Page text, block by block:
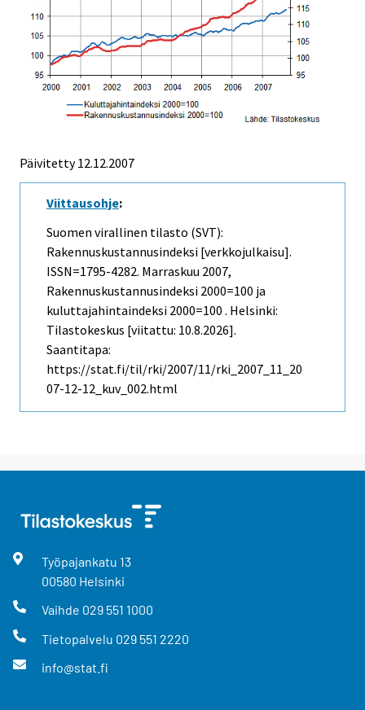
Päivitetty12.12.2007
Viittausohje:
Suomen virallinen tilasto (SVT):
Rakennuskustannusindeksi [verkkojulkaisu].
ISSN=1795-4282. Marraskuu 2007,
Rakennuskustannusindeksi 2000=100 ja
kuluttajahintaindeksi 2000=100 . Helsinki:
Tilastokeskus [viitattu: 10.8.2026].
Saantitapa:
https://stat.fi/til/rki/2007/11/rki_2007_11_20
07-12-12_kuv_002.html
Työpajankatu 13
00580 Helsinki
Vaihde 029 551 1000
Tietopalvelu 029 551 2220
info@stat.fi